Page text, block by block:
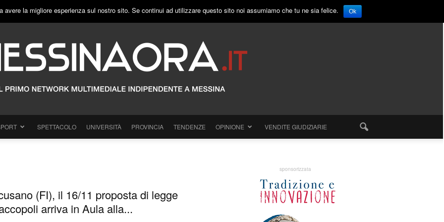
SPETTACOLO UNIVERSITÀ PROVINCIA TENDENZE OPINIONE VENDITE GIUDIZIARIE
(FI), il 16/11 proposta di legge
arriva in Aula alla...
sponsorizzata
la migliore esperienza sul nostro sito. Se continui ad utilizzare questo sito noi assumiamo che tu ne sia felice. Ok